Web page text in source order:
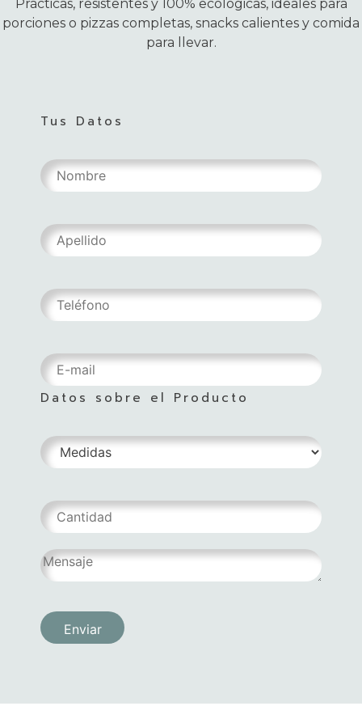
Prácticas, resistentes y 100% ecológicas, ideales para
porciones o pizzas completas, snacks calientes y comida
para llevar.
Tus Datos
Datos sobre el Producto